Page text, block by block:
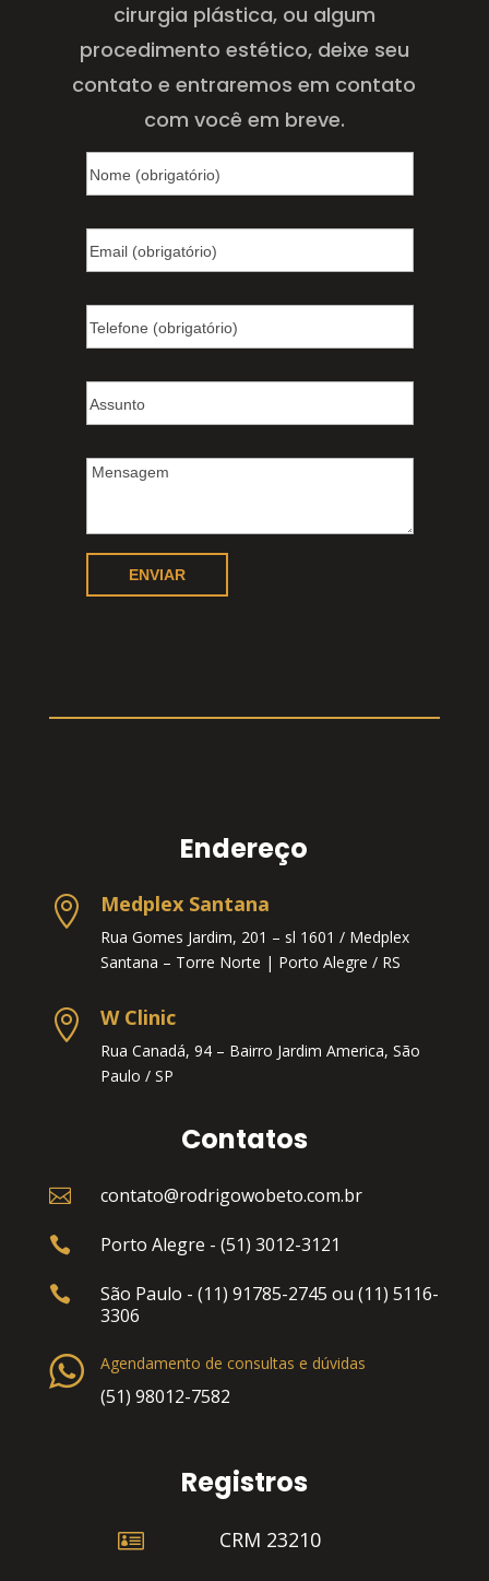
cirurgia plástica, ou algum
procedimento estético, deixe seu
contato e entraremos em contato
com você em breve.
Endereço
 Medplex Santana
Rua Gomes Jardim, 201 – sl 1601 / Medplex
Santana – Torre Norte | Porto Alegre / RS
 W Clinic
Rua Canadá, 94 – Bairro Jardim America, São
Paulo / SP
Contatos
 contato@rodrigowobeto.com.br
 Porto Alegre - (51) 3012-3121

São Paulo - (11) 91785-2745 ou (11) 5116-
3306
Agendamento de consultas e dúvidas
(51) 98012-7582
Registros
 CRM 23210